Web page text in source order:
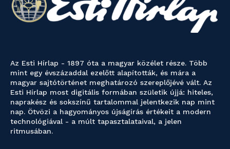
Az Esti Hírlap - 1897 óta a magyar közélet része. Több
mint egy évszázaddal ezelőtt alapították, és mára a
magyar sajtótörténet meghatározó szereplőjévé vált. Az
Esti Hírlap most digitális formában születik újjá: hiteles,
naprakész és sokszínű tartalommal jelentkezik nap mint
nap. Ötvözi a hagyományos újságírás értékeit a modern
technológiával - a múlt tapasztalataival, a jelen
ritmusában.